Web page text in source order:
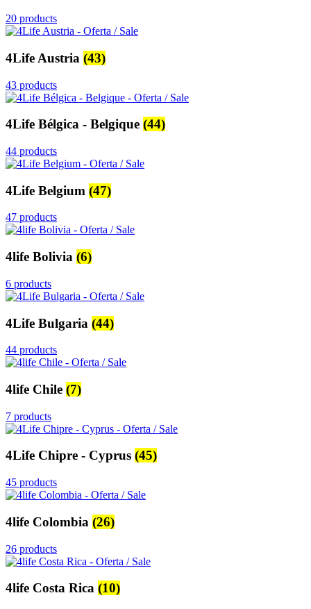
20 products
4Life Austria (43)
43 products
4Life Bélgica - Belgique (44)
44 products
4Life Belgium (47)
47 products
4life Bolivia (6)
6 products
4Life Bulgaria (44)
44 products
4life Chile (7)
7 products
4Life Chipre - Cyprus (45)
45 products
4life Colombia (26)
26 products
4life Costa Rica (10)